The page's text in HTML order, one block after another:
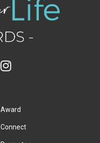
Award
Connect